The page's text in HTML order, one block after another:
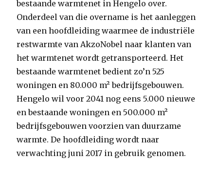
bestaande warmtenet in Hengelo over.
Onderdeel van die overname is het aanleggen
van een hoofdleiding waarmee de industriële
restwarmte van AkzoNobel naar klanten van
het warmtenet wordt getransporteerd. Het
bestaande warmtenet bedient zo’n 525
woningen en 80.000 m² bedrijfsgebouwen.
Hengelo wil voor 2041 nog eens 5.000 nieuwe
en bestaande woningen en 500.000 m²
bedrijfsgebouwen voorzien van duurzame
warmte. De hoofdleiding wordt naar
verwachting juni 2017 in gebruik genomen.